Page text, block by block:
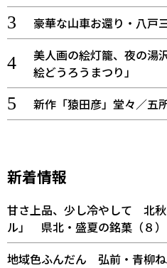
豪華な山車お還り・八戸
美人画の絵灯籠、夜の
絵どうろうまつり」
新作「猿田彦」堂々／五
新着情報
甘さ上品、少し冷やして 北
ル」 県北・盛夏の銘菓（８）
地域色ふんだん 弘前・青柳